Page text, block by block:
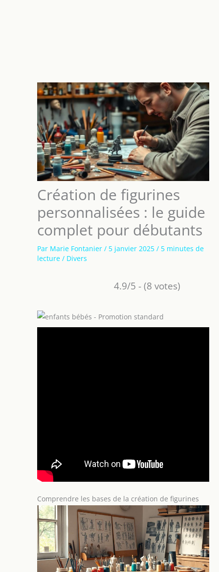
Création de figurines
personnalisées : le guide
complet pour débutants
Par Marie Fontanier / 5 janvier 2025 / 5 minutes de
lecture / Divers
4.9/5 - (8 votes)
Comprendre les bases de la création de figurines